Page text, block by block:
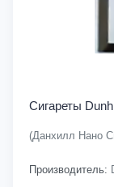
Сигареты
(Данхилл Нано
Производитель: